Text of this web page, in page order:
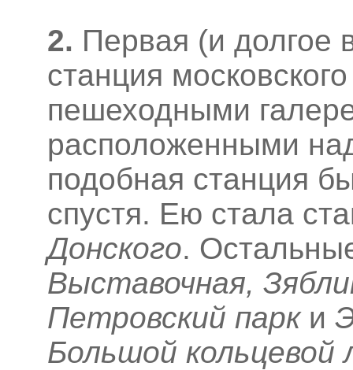
2. Первая (и долгое
станция
пешеходными
расположенными
подобная станция
спустя. Ею стала
Донского.
Выставочная,
Петровский парки
Большой кольцевой